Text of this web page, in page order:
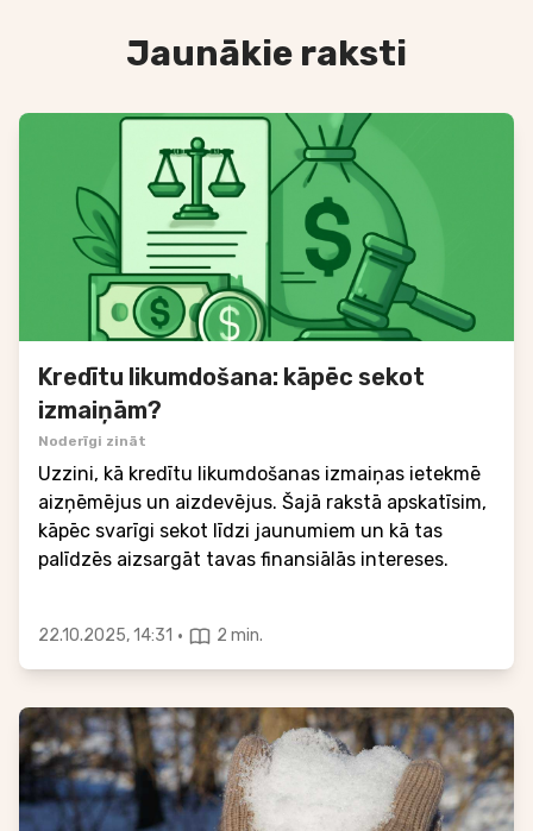
Jaunākie raksti
Kredītu likumdošana: kāpēc sekot
izmaiņām?
Noderīgi zināt
Uzzini, kā kredītu likumdošanas izmaiņas ietekmē
aizņēmējus un aizdevējus. Šajā rakstā apskatīsim,
kāpēc svarīgi sekot līdzi jaunumiem un kā tas
palīdzēs aizsargāt tavas finansiālās intereses.
22.10.2025, 14:31 · 2 min.